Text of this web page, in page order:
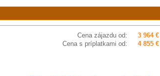
Cena zájazdu od:
3 964 €
Cena s príplatkami od:
4 855 €